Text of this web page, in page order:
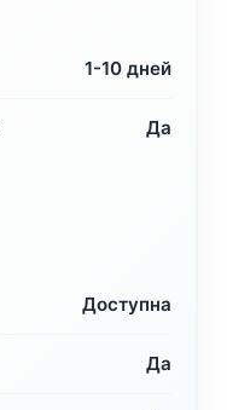
723 ₽.1-10 дней
Да
Доступна
Да